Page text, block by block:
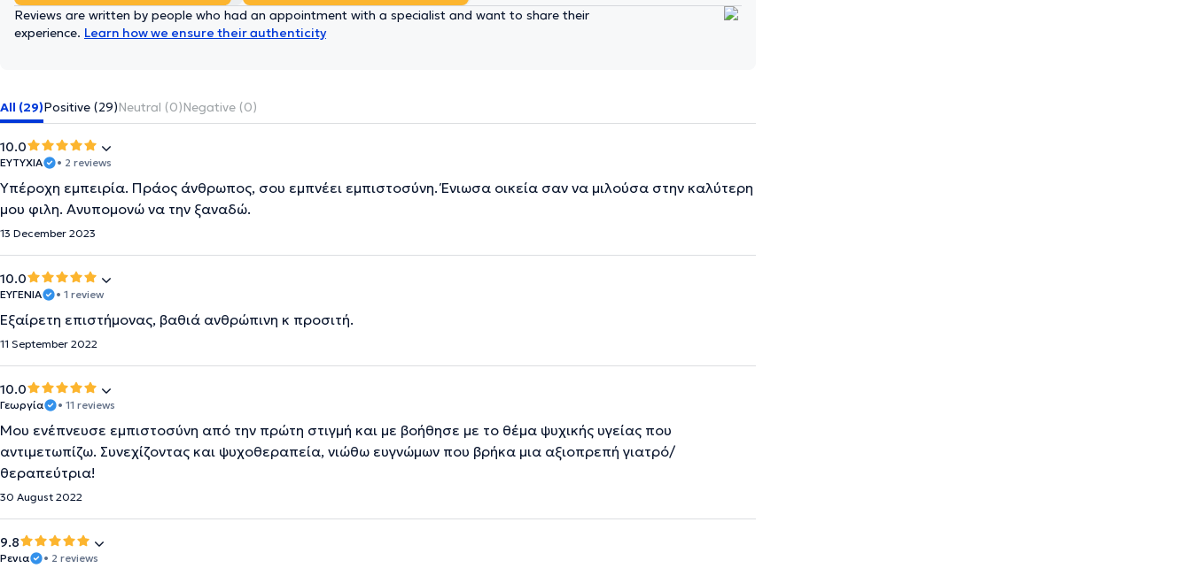
Reviews are written by people who had an appointment with a specialist and want to share their
experience. Learn how we ensure their authenticity
All (29)Positive (29)Neutral (0)Negative (0)
10.0
ΕΥΤΥΧΙΑ • 2 reviews
Υπέροχη εμπειρία. Πράος άνθρωπος, σου εμπνέει εμπιστοσύνη. Ένιωσα οικεία σαν να μιλούσα στην καλύτερη
μου φιλη. Ανυπομονώ να την ξαναδώ.
13 December 2023
10.0
ΕΥΓΕΝΙΑ • 1 review
Εξαίρετη επιστήμονας, βαθιά ανθρώπινη κ προσιτή.
11 September 2022
10.0
Γεωργία • 11 reviews
Μου ενέπνευσε εμπιστοσύνη από την πρώτη στιγμή και με βοήθησε με το θέμα ψυχικής υγείας που
αντιμετωπίζω. Συνεχίζοντας και ψυχοθεραπεία, νιώθω ευγνώμων που βρήκα μια αξιοπρεπή γιατρό/
θεραπεύτρια!
30 August 2022
9.8
Ρενια • 2 reviews